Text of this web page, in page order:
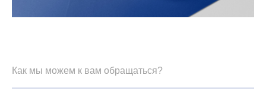
Как мы можем к вам обращаться?